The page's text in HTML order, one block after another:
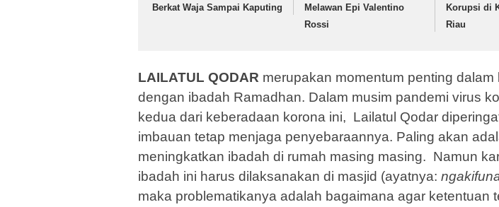
Berkat Waja Sampai Kaputing
Melawan Epi Valentino
Rossi
Korupsi di
Riau
LAILATUL QODAR merupakan momentum penting dalam
dengan ibadah Ramadhan. Dalam musim pandemi virus
kedua dari keberadaan korona ini, Lailatul Qodar
imbauan tetap menjaga penyebaraannya. Paling akan
meningkatkan ibadah di rumah masing masing. Namun
ibadah ini harus dilaksanakan di masjid (ayatnya:
maka problematikanya adalah bagaimana agar ketentuan